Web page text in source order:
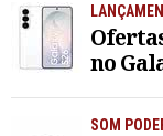
no
SOM